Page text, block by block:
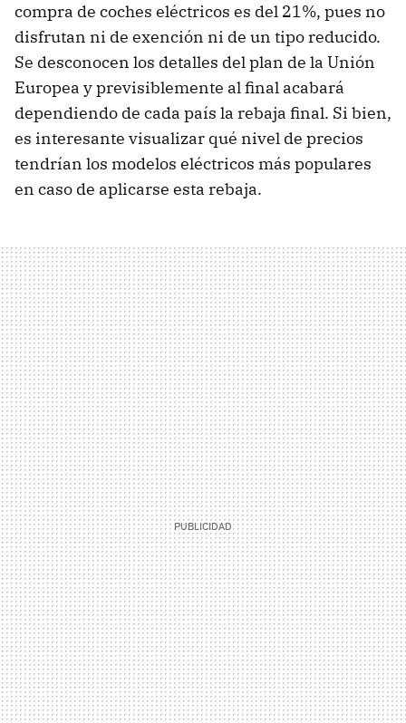
compra de coches eléctricos es del 21%, pues no
disfrutan ni de exención ni de un tipo reducido.
Se desconocen los detalles del plan de la Unión
Europea y previsiblemente al final acabará
dependiendo de cada país la rebaja final. Si bien,
es interesante visualizar qué nivel de precios
tendrían los modelos eléctricos más populares
en caso de aplicarse esta rebaja.